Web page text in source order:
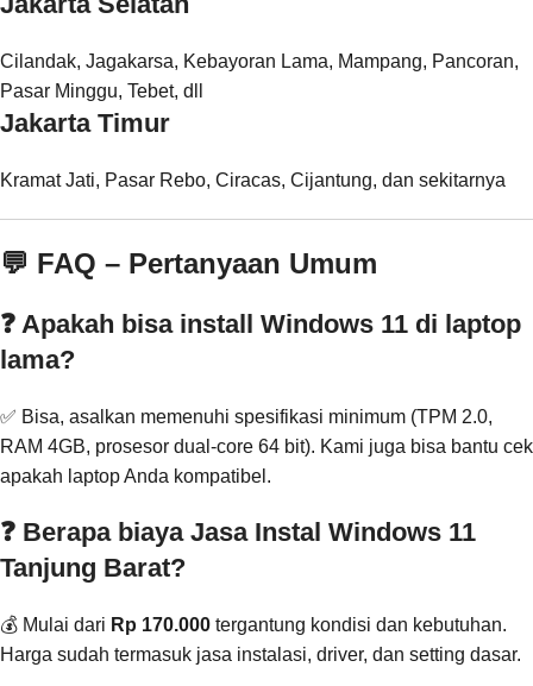
Cilandak, Jagakarsa, Kebayoran Lama, Mampang, Pancoran,
Pasar Minggu, Tebet, dll
Jakarta Timur
Kramat Jati, Pasar Rebo, Ciracas, Cijantung, dan sekitarnya
💬 FAQ – Pertanyaan Umum
❓ Apakah bisa install Windows 11 di laptop
lama?
✅ Bisa, asalkan memenuhi spesifikasi minimum (TPM 2.0,
RAM 4GB, prosesor dual-core 64 bit). Kami juga bisa bantu cek
apakah laptop Anda kompatibel.
❓ Berapa biaya Jasa Instal Windows 11
Tanjung Barat?
💰 Mulai dari Rp 170.000 tergantung kondisi dan kebutuhan.
Harga sudah termasuk jasa instalasi, driver, dan setting dasar.